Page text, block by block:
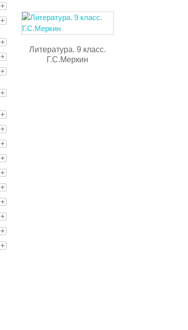
+
+
+
+
+
+
+
+
+
+
+
+
+
+
+
+
Литература. 9 класс.
Г.С.Меркин